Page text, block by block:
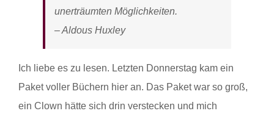
unerträumten Möglichkeiten.
– Aldous Huxley
Ich liebe es zu lesen. Letzten Donnerstag kam ein
Paket voller Büchern hier an. Das Paket war so groß,
ein Clown hätte sich drin verstecken und mich